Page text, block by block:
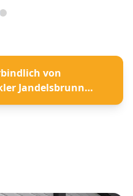
von
Jandelsbrunn
lassen